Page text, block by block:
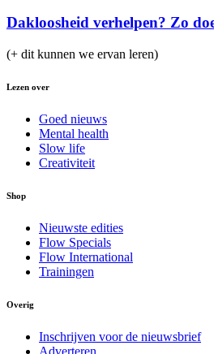
Dakloosheid verhelpen? Zo
(+ dit kunnen we ervan leren)
Lezen over
Goed nieuws
Mental health
Slow life
Creativiteit
Shop
Nieuwste edities
Flow Specials
Flow International
Trainingen
Overig
Inschrijven voor de nieuwsbrief
Adverteren